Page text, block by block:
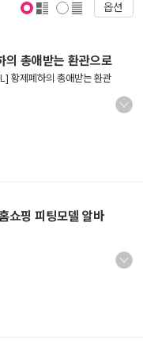
옵션
총애받는 환관으로
황제폐하의 총애받는 환관
쇼핑 피팅모델 알바